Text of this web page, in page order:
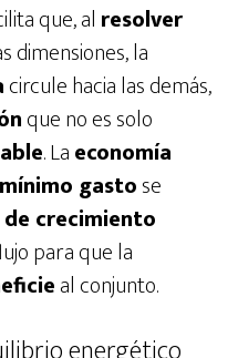
que, al resolver
dimensiones, la
circule hacia las demás,
que no es solo
. Laeconomía
mínimo gastose
crecimiento
para que la
al conjunto.